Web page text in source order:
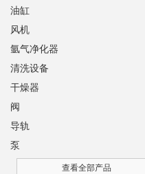
油缸
风机
氩气净化器
清洗设备
干燥器
阀
导轨
泵
查看全部产品